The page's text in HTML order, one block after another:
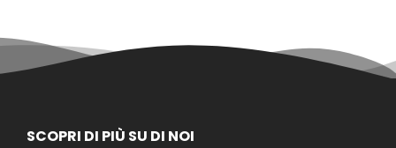
SCOPRI DI PIÙ SU DI NOI